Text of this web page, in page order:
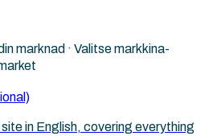
marknad · Valitse markkina-
in English, covering everything